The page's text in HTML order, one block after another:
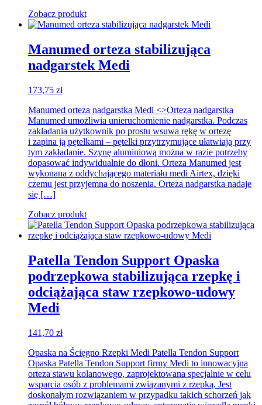
Zobacz produkt
Manumed orteza stabilizująca
nadgarstek Medi
173,75 zł
Manumed orteza nadgarstka Medi <>Orteza nadgarstka
Manumed umożliwia unieruchomienie nadgarstka. Podczas
zakładania użytkownik po prostu wsuwa rękę w ortezę
i zapina ją pętelkami – pętelki przytrzymujące ułatwiają przy
tym zakładanie. Szynę aluminiową można w razie potrzeby
dopasować indywidualnie do dłoni. Orteza Manumed jest
wykonana z oddychającego materiału medi Airtex, dzięki
czemu jest przyjemna do noszenia. Orteza nadgarstka nadaje
się […]
Zobacz produkt
Patella Tendon Support Opaska
podrzepkowa stabilizująca rzepkę i
odciążająca staw rzepkowo-udowy
Medi
141,70 zł
Opaska na Ścięgno Rzepki Medi Patella Tendon Support
Opaska Patella Tendon Support firmy Medi to innowacyjna
orteza stawu kolanowego, zaprojektowana specjalnie w celu
wsparcia osób z problemami związanymi z rzepką. Jest
doskonałym rozwiązaniem w przypadku takich schorzeń jak